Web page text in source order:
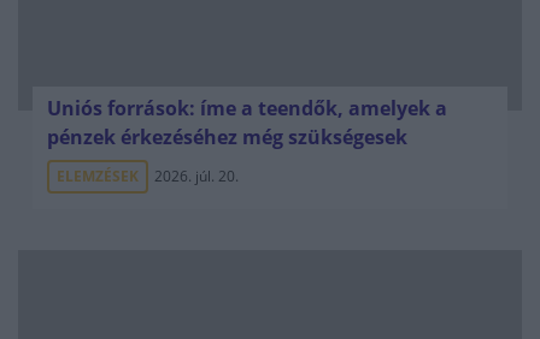
Uniós források: íme a teendők, amelyek a
pénzek érkezéséhez még szükségesek
ELEMZÉSEK 2026. júl. 20.